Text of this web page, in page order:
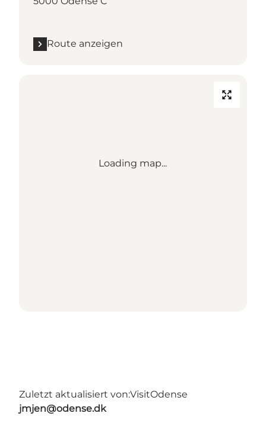
Route anzeigen
Loading map...
Zuletzt aktualisiert von:VisitOdense
jmjen@odense.dk